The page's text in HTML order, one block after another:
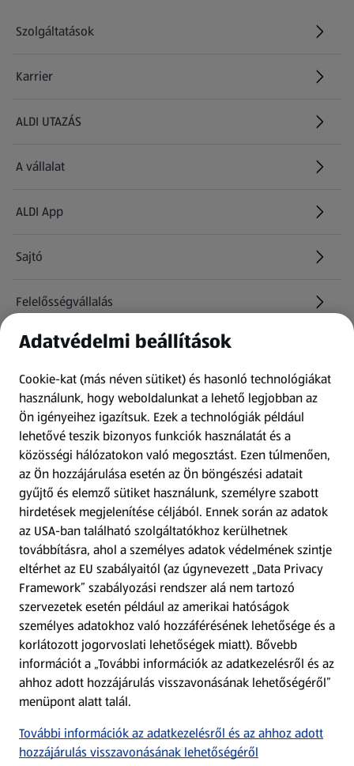
Szolgáltatások
Karrier
(új oldalon nyílik meg)
ALDI UTAZÁS
(új oldalon nyílik meg)
A vállalat
ALDI App
Sajtó
Felelősségvállalás
Információk
Kérdőív
Fizetési lehetőségek
ALDI utalványok
Árcsökkentés
Adattörlő alkalmazás
Szervizpont
(új oldalon nyílik meg)
Fedezz fel minket az interneten!
Töltsd le az ALDI Magyarország applikációt!
Adatvédelmi beállítások
Cookie-kat (más néven sütiket) és hasonló technológiákat
használunk, hogy weboldalunkat a lehető legjobban az
Ön igényeihez igazítsuk. Ezek a technológiák például
lehetővé teszik bizonyos funkciók használatát és a
közösségi hálózatokon való megosztást. Ezen túlmenően,
az Ön hozzájárulása esetén az Ön böngészési adatait
gyűjtő és elemző sütiket használunk, személyre szabott
hirdetések megjelenítése céljából. Ennek során az adatok
az USA-ban található szolgáltatókhoz kerülhetnek
továbbításra, ahol a személyes adatok védelmének szintje
eltérhet az EU szabályaitól (az úgynevezett „Data Privacy
Framework” szabályozási rendszer alá nem tartozó
szervezetek esetén például az amerikai hatóságok
személyes adatokhoz való hozzáférésének lehetősége és a
korlátozott jogorvoslati lehetőségek miatt). Bővebb
információt a „További információk az adatkezelésről és az
ahhoz adott hozzájárulás visszavonásának lehetőségéről”
menüpont alatt talál.
További információk az adatkezelésről és az ahhoz adott
hozzájárulás visszavonásának lehetőségéről